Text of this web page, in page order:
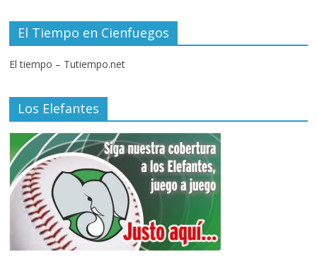
El Tiempo en Cienfuegos
El tiempo – Tutiempo.net
Los Elefantes